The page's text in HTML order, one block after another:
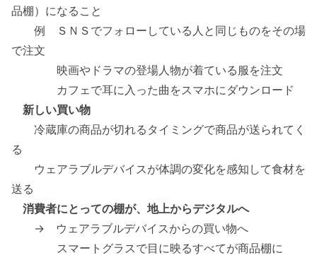
品棚）になること
例 ＳＮＳでフォローしている人と同じものをその場
で注文
映画やドラマの登場人物が着ている服を注文
カフェで耳に入った曲をスマホにダウンロード
新しい買い物
冷蔵庫の商品が切れるタイミングで商品が送られてく
る
ウェアラブルデバイスが体調の変化を感知して食材を
送る
消費者にとっての棚が、地上からデジタルへ
→ ウェアラブルデバイスからの買い物へ
スマートグラスで目に映るすべてが商品棚に